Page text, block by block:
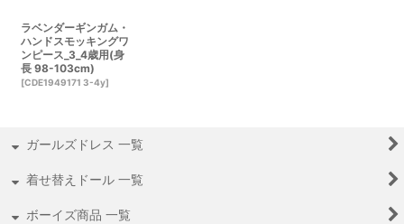
ラベンダーギンガム・
ハンドスモッキングワ
ンピース_3_4歳用(身
長 98-103cm)
[CDE1949171 3-4y]
ガールズドレス 一覧
着せ替えドール 一覧
ボーイズ商品 一覧